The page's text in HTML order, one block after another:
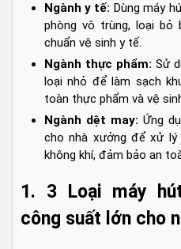
Ngành y tế: Dùng máy
phòng vô trùng, loại bỏ
chuẩn vệ sinh y tế.
Ngành thực phẩm: Sử
loại nhỏ để làm sạch
toàn thực phẩm và vệ
Ngành dệt may: Ứng
cho nhà xưởng để xử lý
không khí, đảm bảo an
1. 3 Loại máy
công suất lớn cho